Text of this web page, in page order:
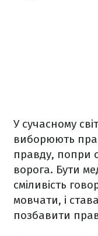
У сучасному
виборюють
правду, попри
ворога. Бути
сміливість
мовчати, і
позбавити